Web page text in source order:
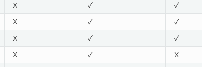
X ✓ ✓
X ✓ ✓
X ✓ ✓
X ✓ X